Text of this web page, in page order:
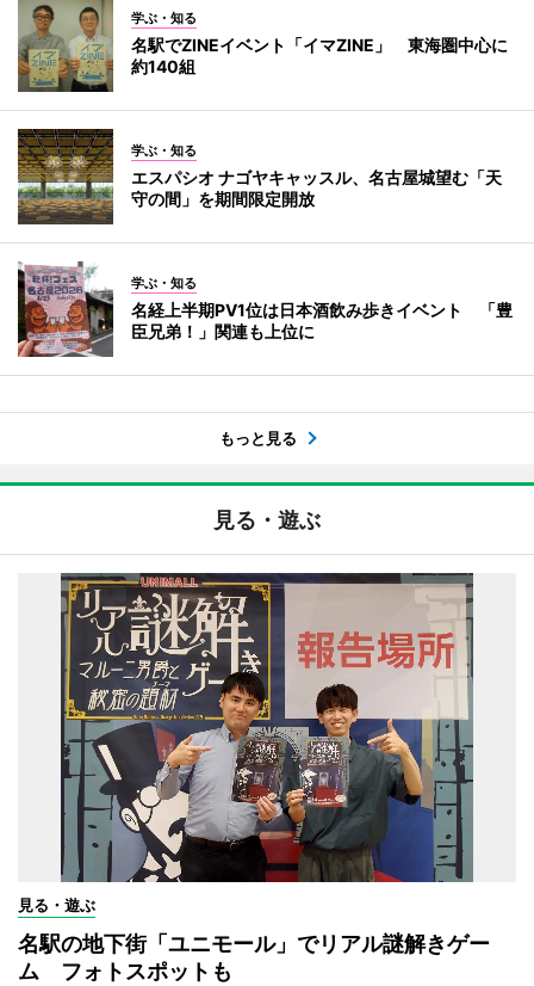
学ぶ・知る
名駅でZINEイベント「イマZINE」 東海圏中心に
約140組
学ぶ・知る
エスパシオ ナゴヤキャッスル、名古屋城望む「天
守の間」を期間限定開放
学ぶ・知る
名経上半期PV1位は日本酒飲み歩きイベント 「豊
臣兄弟！」関連も上位に
もっと見る
見る・遊ぶ
見る・遊ぶ
名駅の地下街「ユニモール」でリアル謎解きゲー
ム フォトスポットも